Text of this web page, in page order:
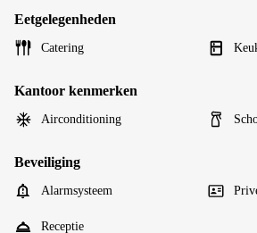
Eetgelegenheden
Catering
Kantoor kenmerken
Airconditioning
Beveiliging
Alarmsysteem
Receptie